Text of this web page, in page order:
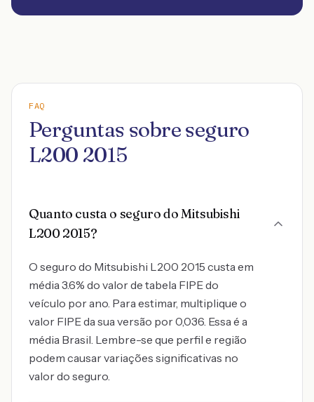
FAQ
Perguntas sobre seguro
L200 2015
Quanto custa o seguro do Mitsubishi
L200 2015?
O seguro do Mitsubishi L200 2015 custa em
média 3.6% do valor de tabela FIPE do
veículo por ano. Para estimar, multiplique o
valor FIPE da sua versão por 0,036. Essa é a
média Brasil. Lembre-se que perfil e região
podem causar variações significativas no
valor do seguro.